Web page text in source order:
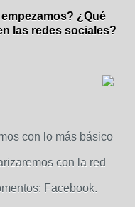
¿Qué
las redes sociales?
con lo más básico
con la red
Facebook.